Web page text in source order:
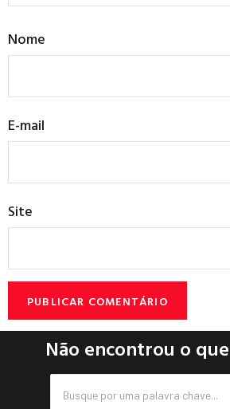
Nome
E-mail
Site
Não encontrou o